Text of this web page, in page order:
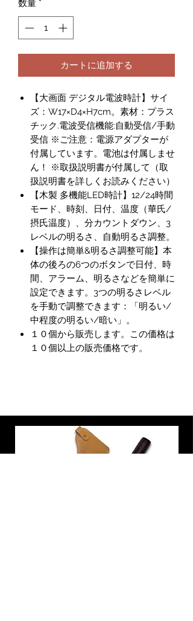
数量 *
カートに追加する
【大画面 デジタル電波時計】サイ
ズ：W17×D4×H7cm。素材：プラス
チック.電波受信機能:自動受信/手動
受信 ※ご注意：電源アダプターが
付属しています。電池は付属しませ
ん！ ※取扱説明書が付属して（取
扱説明書を詳しくお読みください）
【木製 多機能LED時計】12/24時間
モード、時刻、日付、温度（華氏/
摂氏温度）、分カウントダウン、3
レベルの明るさ、自動明るさ調整。
【操作は簡単&明るさ調整可能】本
体の後ろの6つのボタンで日付、時
間、アラーム、明るさなどを簡単に
設定できます。3つの明るさレベル
を手動で調整できます：「明るい/
中程度の明るい/暗い」。
１０個から販売します。この価格は
１０個以上の販売価格です。